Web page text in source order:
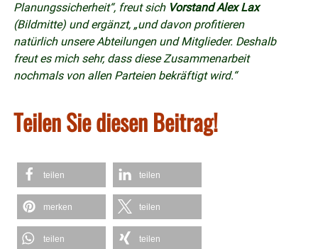
Planungssicherheit“, freut sich Vorstand Alex Lax
(Bildmitte) und ergänzt, „und davon profitieren
natürlich unsere Abteilungen und Mitglieder. Deshalb
freut es mich sehr, dass diese Zusammenarbeit
nochmals von allen Parteien bekräftigt wird.“
Teilen Sie diesen Beitrag!
teilen teilen
merken teilen
teilen teilen